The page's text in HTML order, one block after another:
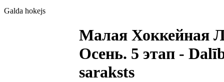
Galda hokejs
Малая Хоккейная
Осень. 5 этап -
saraksts